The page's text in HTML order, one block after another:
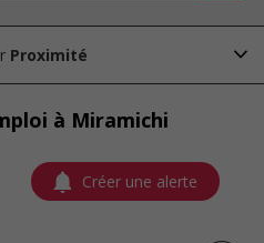
à Miramichi
Créer une alerte